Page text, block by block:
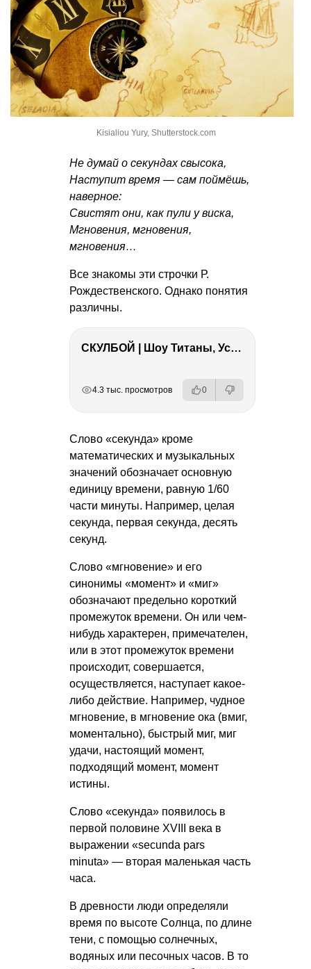
Kisialiou Yury, Shutterstock.com
Не думай о секундах свысока,
Наступит время — сам поймёшь,
наверное:
Свистят они, как пули у виска,
Мгновения, мгновения,
мгновения…
Все знакомы эти строчки Р.
Рождественского. Однако понятия
различны.
СКУЛБОЙ | Шоу Титаны, Усейн Болт, Ларрат, Зашквар!
4.3 тыс. просмотров 0
Слово «секунда» кроме
математических и музыкальных
значений обозначает основную
единицу времени, равную 1/60
части минуты. Например, целая
секунда, первая секунда, десять
секунд.
Слово «мгновение» и его
синонимы «момент» и «миг»
обозначают предельно короткий
промежуток времени. Он или чем-
нибудь характерен, примечателен,
или в этот промежуток времени
происходит, совершается,
осуществляется, наступает какое-
либо действие. Например, чудное
мгновение, в мгновение ока (вмиг,
моментально), быстрый миг, миг
удачи, настоящий момент,
подходящий момент, момент
истины.
Слово «секунда» появилось в
первой половине XVIII века в
выражении «secunda pars
minuta» — вторая маленькая часть
часа.
В древности люди определяли
время по высоте Солнца, по длине
тени, с помощью солнечных,
водяных или песочных часов. В то